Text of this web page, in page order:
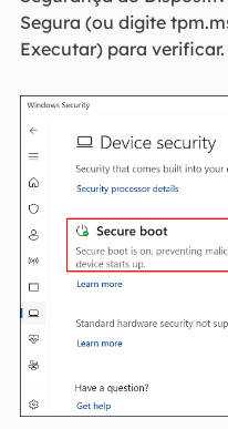
Segura (ou digite
Executar) para verificar.